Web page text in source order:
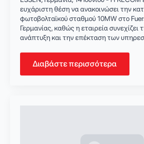
ευχάριστη θέση να ανακοινώσει την
φωτοβολταϊκού σταθμού 10MW στο
Γερμανίας, καθώς η εταιρεία συνεχίζει
ανάπτυξη και την επέκταση των
Διαβάστε περισσότερα